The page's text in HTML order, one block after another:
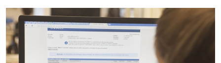
Comissão Própria de Avaliação